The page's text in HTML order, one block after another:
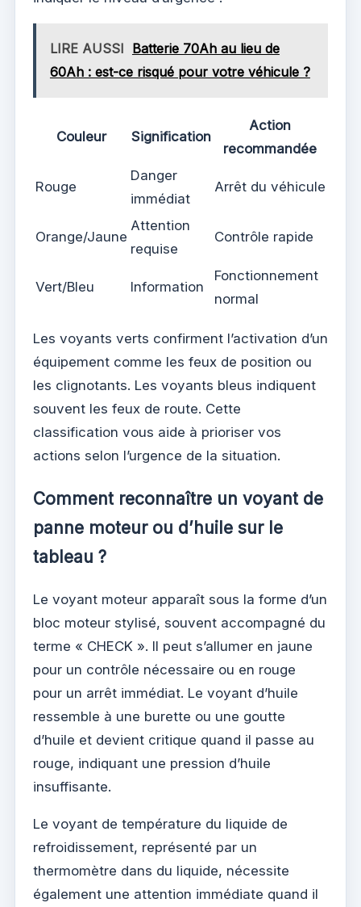
LIRE AUSSI Batterie 70Ah au lieu de
60Ah : est-ce risqué pour votre véhicule ?
Couleur Signification
Action
recommandée
Rouge
Danger
immédiat
Arrêt du véhicule
Orange/Jaune
Attention
requise
Contrôle rapide
Vert/Bleu Information
Fonctionnement
normal
Les voyants verts confirment l’activation d’un
équipement comme les feux de position ou
les clignotants. Les voyants bleus indiquent
souvent les feux de route. Cette
classification vous aide à prioriser vos
actions selon l’urgence de la situation.
Comment reconnaître un voyant de
panne moteur ou d’huile sur le
tableau ?
Le voyant moteur apparaît sous la forme d’un
bloc moteur stylisé, souvent accompagné du
terme « CHECK ». Il peut s’allumer en jaune
pour un contrôle nécessaire ou en rouge
pour un arrêt immédiat. Le voyant d’huile
ressemble à une burette ou une goutte
d’huile et devient critique quand il passe au
rouge, indiquant une pression d’huile
insuffisante.
Le voyant de température du liquide de
refroidissement, représenté par un
thermomètre dans du liquide, nécessite
également une attention immédiate quand il